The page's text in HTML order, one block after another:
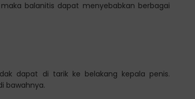
balanitis dapat menyebabkan berbagai
dapat di tarik ke belakang kepala penis.
bawahnya.